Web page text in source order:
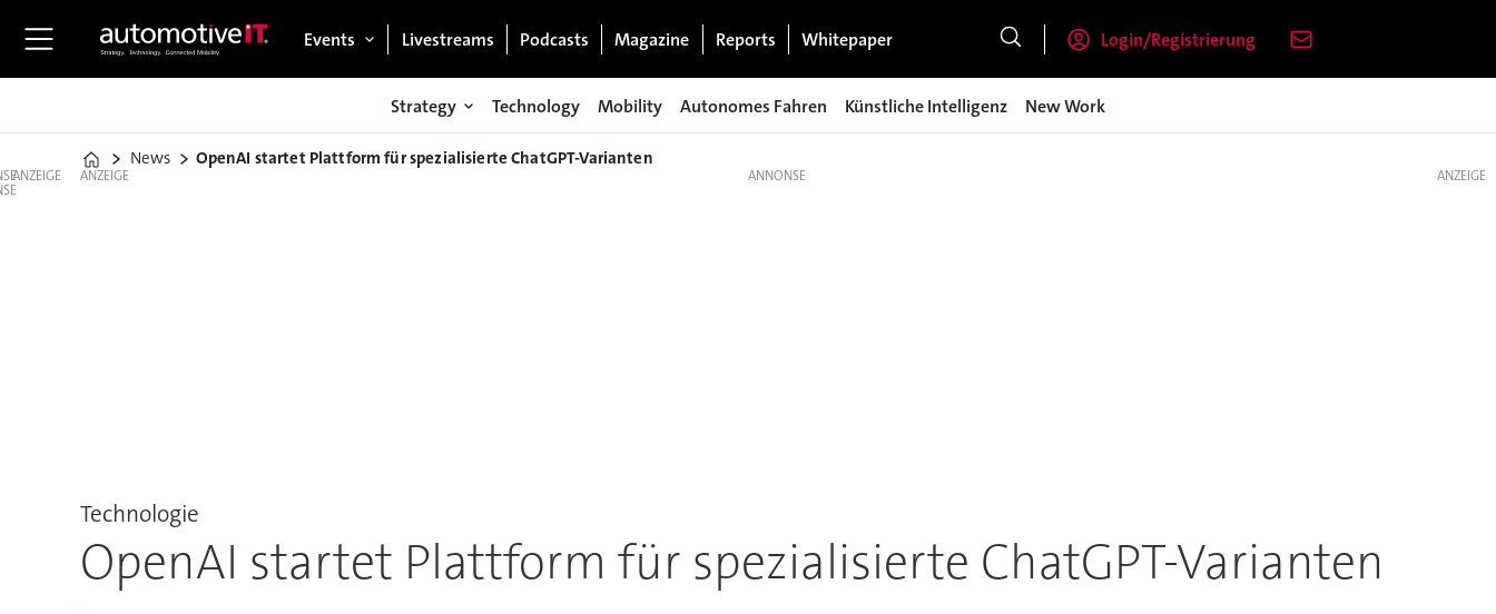
Events Livestreams Podcasts Magazine Reports Whitepaper Login/Registrierung
Strategy Technology Mobility Autonomes Fahren Künstliche Intelligenz New Work
Home
News OpenAI startet Plattform für spezialisierte ChatGPT-Varianten
ANZEIGE ANZEIGE
Technologie
OpenAI startet Plattform für spezialisierte ChatGPT-Varianten
ANZEIGE